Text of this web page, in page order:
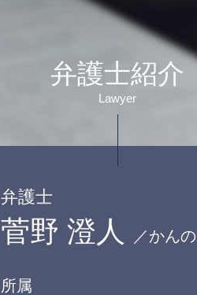
離婚 調停 裁判
離婚調停 不成立 その後
面会交流 裁判所
養育費 相場 年収600万
不倫 離婚 慰謝料 相場
婚姻費用 調停
調停 面会交流
離婚調停 円満調停
親権 父親 勝ち取る
弁護士紹介
Lawyer
弁護士
菅野 澄人 ／かん
所属